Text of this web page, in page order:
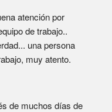
atención por
de trabajo..
una persona
muy atento.
de muchos días de